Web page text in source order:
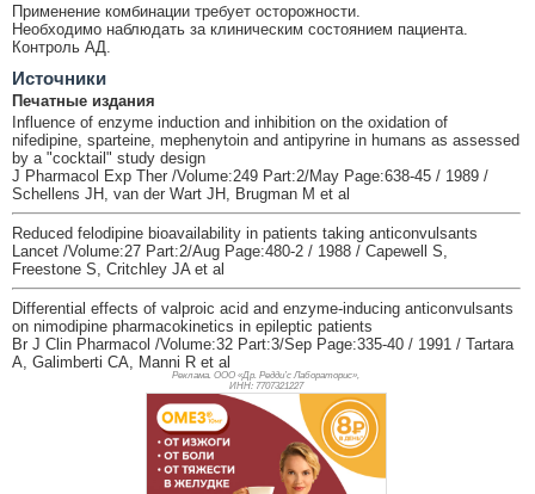
Применение комбинации требует осторожности.
Необходимо наблюдать за клиническим состоянием пациента.
Контроль АД.
Источники
Печатные издания
Influence of enzyme induction and inhibition on the oxidation of
nifedipine, sparteine, mephenytoin and antipyrine in humans as assessed
by a "cocktail" study design
J Pharmacol Exp Ther /Volume:249 Part:2/May Page:638-45 / 1989 /
Schellens JH, van der Wart JH, Brugman M et al
Reduced felodipine bioavailability in patients taking anticonvulsants
Lancet /Volume:27 Part:2/Aug Page:480-2 / 1988 / Capewell S,
Freestone S, Critchley JA et al
Differential effects of valproic acid and enzyme-inducing anticonvulsants
on nimodipine pharmacokinetics in epileptic patients
Br J Clin Pharmacol /Volume:32 Part:3/Sep Page:335-40 / 1991 / Tartara
A, Galimberti CA, Manni R et al
Реклама. ООО «Др. Редди’с Лабораторис»,
ИНН: 7707321227